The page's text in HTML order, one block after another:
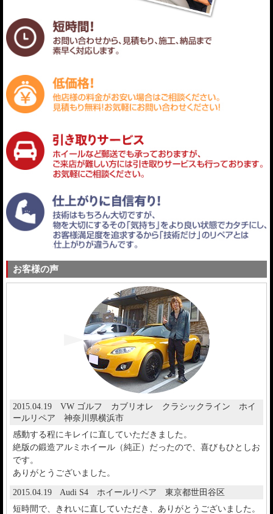
お客様の声
2015.04.19 VW ゴルフ カブリオレ クラシックライン ホイ
ールリペア 神奈川県横浜市
感動する程にキレイに直していただきました。
絶版の鍛造アルミホイール（純正）だったので、喜びもひとしお
です。
ありがとうございました。
2015.04.19 Audi S4 ホイールリペア 東京都世田谷区
短時間で、きれいに直していただき、ありがとうございました。